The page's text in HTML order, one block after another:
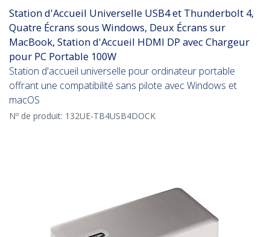
Station d'Accueil Universelle USB4 et Thunderbolt 4,
Quatre Écrans sous Windows, Deux Écrans sur
MacBook, Station d'Accueil HDMI DP avec Chargeur
pour PC Portable 100W
Station d'accueil universelle pour ordinateur portable
offrant une compatibilité sans pilote avec Windows et
macOS
Nº de produit: 132UE-TB4USB4DOCK